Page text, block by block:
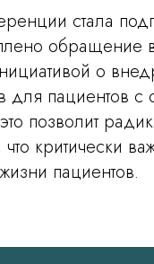
стала
обращение
о
для пациентов
позволит
что критически
пациентов.